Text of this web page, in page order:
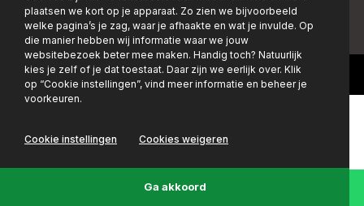
+EMAIL +FACEBOOK+INSTAGRAM
plaatsen we kort op je apparaat. Zo zien we bijvoorbeeld
welke pagina’s je zag, waar je afhaakte en wat je invulde. Op
die manier hebben wij informatie waar we jouw
websitebezoek beter mee maken. Handig toch? Natuurlijk
kies je zelf of je dat toestaat. Daar zijn we eerlijk over. Klik
op “Cookie instellingen”, vind meer informatie en beheer je
voorkeuren.
Cookie instellingen Cookies weigeren
Ga akkoord